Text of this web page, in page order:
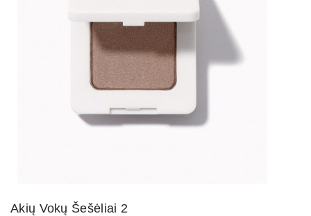
Akių Vokų Šešėliai 2